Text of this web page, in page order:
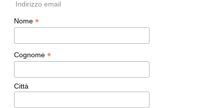
Indirizzo email
Nome *
Cognome *
Città